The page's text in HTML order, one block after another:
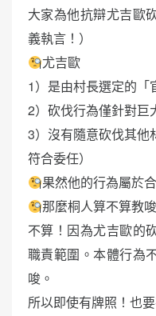
大家為他抗辯尤吉歐
義執言！）
尤吉歐
1）是由村長選定的「
2）砍伐行為僅針對巨
3）沒有隨意砍伐其他
符合委任）
果然他的行為屬於
那麼桐人算不算教
不算！因為尤吉歐的
職責範圍。本體行為
唆。
所以即使有牌照！也